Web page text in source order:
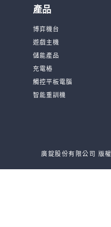
產品
博弈機台
遊戲主機
儲能產品
充電樁
觸控平板電腦
智能重訓機
廣錠股份有限公司